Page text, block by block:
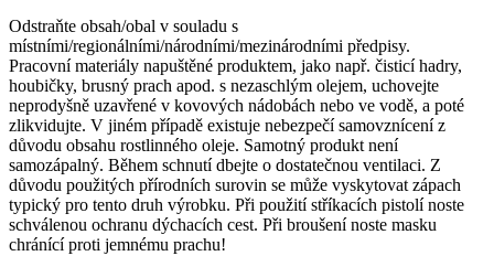
Odstraňte obsah/obal v souladu s
místními/regionálními/národními/mezinárodními předpisy.
Pracovní materiály napuštěné produktem, jako např. čisticí hadry,
houbičky, brusný prach apod. s nezaschlým olejem, uchovejte
neprodyšně uzavřené v kovových nádobách nebo ve vodě, a poté
zlikvidujte. V jiném případě existuje nebezpečí samovznícení z
důvodu obsahu rostlinného oleje. Samotný produkt není
samozápalný. Během schnutí dbejte o dostatečnou ventilaci. Z
důvodu použitých přírodních surovin se může vyskytovat zápach
typický pro tento druh výrobku. Při použití stříkacích pistolí noste
schválenou ochranu dýchacích cest. Při broušení noste masku
chránící proti jemnému prachu!